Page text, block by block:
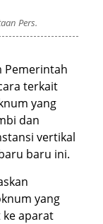
Pers.
Pemerintah
terkait
yang
dan
vertikal
baru ini.
yang
aparat